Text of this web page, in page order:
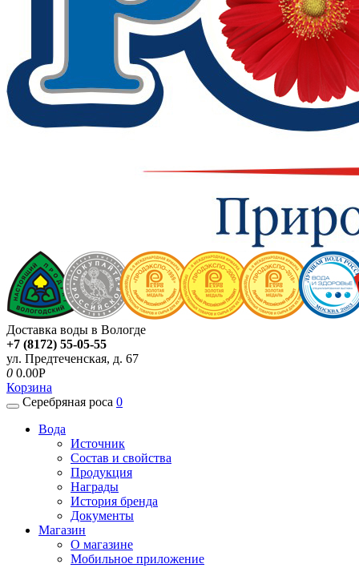
Доставка воды в Вологде
+7 (8172) 55-05-55
ул. Предтеченская, д. 67
0 0.00P
Корзина
Серебряная роса 0
Вода
Источник
Состав и свойства
Продукция
Награды
История бренда
Документы
Магазин
О магазине
Мобильное приложение